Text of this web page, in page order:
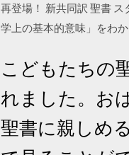
再登場！ 新共同訳 聖書
学上の基本的意味」をわ
こどもたちの
れました。お
聖書に親しめ